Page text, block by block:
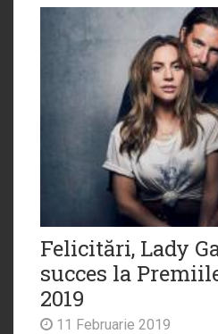
Felicitări, Lady
succes la
2019
11 Februarie 2019